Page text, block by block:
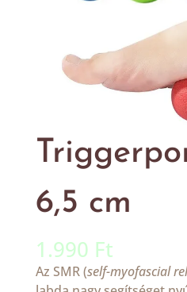
6,5 cm
1.990 Ft
Az SMR (self-myofascial